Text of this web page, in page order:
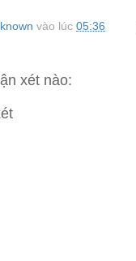
vào lúc 05:36
xét nào: